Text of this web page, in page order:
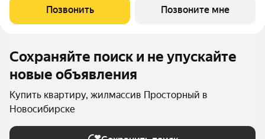
объединили заводскую точность конструкций, современную
архитектуру и уникальное расположение в экологически
Позвонить Позвоните мне
Сохраняйте поиск и не упускайте
новые объявления
Купить квартиру, жилмассив Просторный в
Новосибирске